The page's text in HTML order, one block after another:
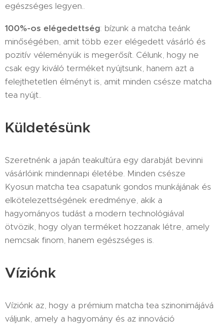
egészséges legyen..
100%-os elégedettség: bízunk a matcha teánk
minőségében, amit több ezer elégedett vásárló és
pozitív véleményük is megerősít. Célunk, hogy ne
csak egy kiváló terméket nyújtsunk, hanem azt a
felejthetetlen élményt is, amit minden csésze matcha
tea nyújt..
Küldetésünk
Szeretnénk a japán teakultúra egy darabját bevinni
vásárlóink mindennapi életébe. Minden csésze
Kyosun matcha tea csapatunk gondos munkájának és
elkötelezettségének eredménye, akik a
hagyományos tudást a modern technológiával
ötvözik, hogy olyan terméket hozzanak létre, amely
nemcsak finom, hanem egészséges is.
Víziónk
Víziónk az, hogy a prémium matcha tea szinonimájává
váljunk, amely a hagyomány és az innováció